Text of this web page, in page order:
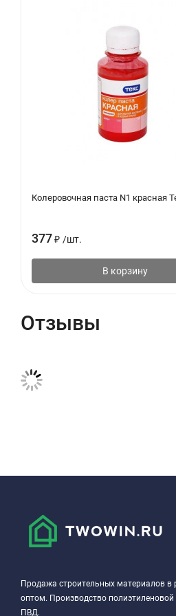
Колер паста пожаро- и
количеством воды, хранить в
резиновые перчатки.
ОХРАНА ОКРУЖАЮЩЕЙ СРЕДЫ
Колеровочная паста N1 красная
377₽ /шт.
В корзину
Отзывы
Продажа строительных материалов в
оптом. Производство полиэтиленовой
ПВД.